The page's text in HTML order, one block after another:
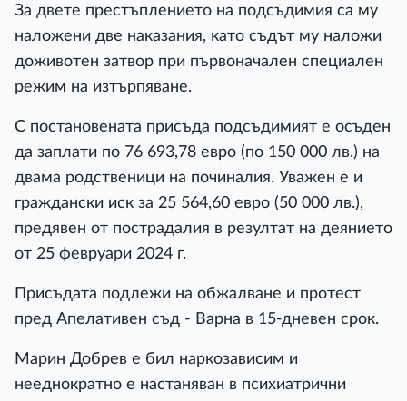
За двете престъплението на подсъдимия са му
наложени две наказания, като съдът му наложи
доживотен затвор при първоначален специален
режим на изтърпяване.
С постановената присъда подсъдимият е осъден
да заплати по 76 693,78 евро (по 150 000 лв.) на
двама родственици на починалия. Уважен е и
граждански иск за 25 564,60 евро (50 000 лв.),
предявен от пострадалия в резултат на деянието
от 25 февруари 2024 г.
Присъдата подлежи на обжалване и протест
пред Апелативен съд - Варна в 15-дневен срок.
Марин Добрев е бил наркозависим и
нееднократно е настаняван в психиатрични